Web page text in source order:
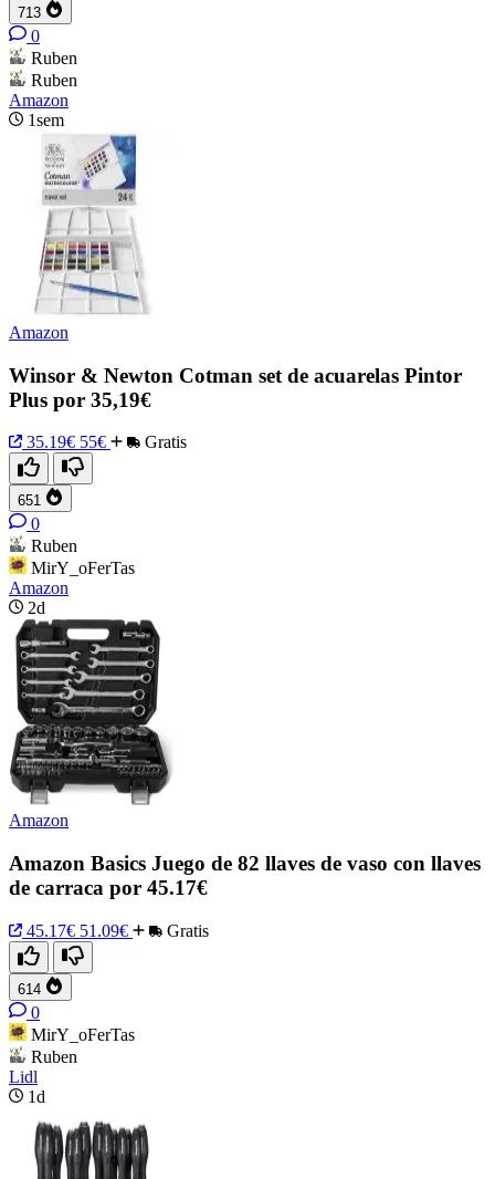
713
0
Ruben
Ruben
Amazon
1sem
Amazon
Winsor & Newton Cotman set de acuarelas Pintor
Plus por 35,19€
35.19€ 55€ Gratis
651
0
Ruben
MirY_oFerTas
Amazon
2d
Amazon
Amazon Basics Juego de 82 llaves de vaso con llaves
de carraca por 45.17€
45.17€ 51.09€ Gratis
614
0
MirY_oFerTas
Ruben
Lidl
1d